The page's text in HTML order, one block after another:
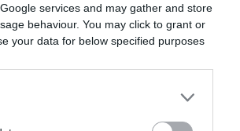
services and may gather and store
behaviour. You may click to grant or
your data for below specified purposes
10-én. Dr.
értékelte a 2021.
célkitűzéseket.